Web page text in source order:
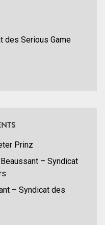
des Serious Game
Prinz
– Syndicat
– Syndicat des